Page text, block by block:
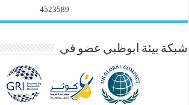
4523589
شبكة بيئة ابوظبي عضو في